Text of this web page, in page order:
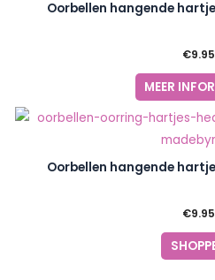
Oorbellen hangende
€9.95
MEER
Oorbellen hangende
€9.95